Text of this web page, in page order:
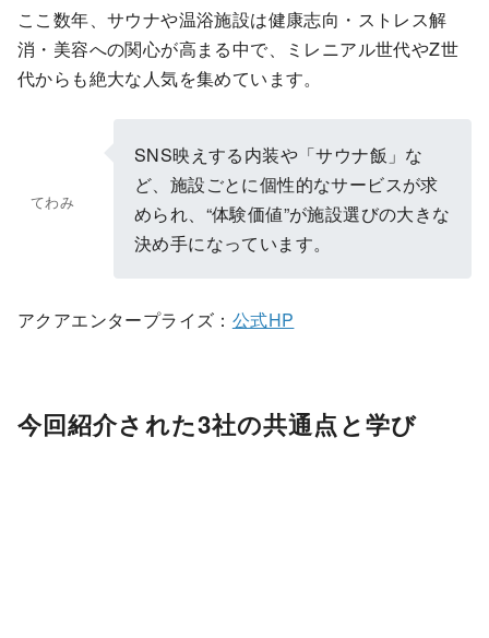
ここ数年、サウナや温浴施設は健康志向・ストレス解
消・美容への関心が高まる中で、ミレニアル世代やZ世
代からも絶大な人気を集めています。
てわみ
SNS映えする内装や「サウナ飯」な
ど、施設ごとに個性的なサービスが求
められ、“体験価値”が施設選びの大きな
決め手になっています。
アクアエンタープライズ： 公式HP
今回紹介された3社の共通点と学び